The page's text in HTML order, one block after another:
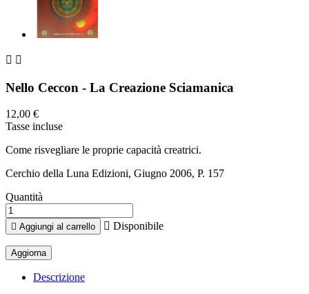
 
Nello Ceccon - La Creazione Sciamanica
12,00 €
Tasse incluse
Come risvegliare le proprie capacità creatrici.
Cerchio della Luna Edizioni, Giugno 2006, P. 157
Quantità
 Aggiungi al carrello  Disponibile
Descrizione